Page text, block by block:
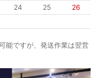
24 25
26
能ですが、発送作業は翌営